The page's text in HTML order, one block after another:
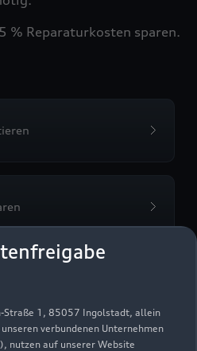
Straße 1, 85057 Ingolstadt, allein
verbundenen Unternehmen
nutzen auf unserer Website
% Reparaturkosten sparen.